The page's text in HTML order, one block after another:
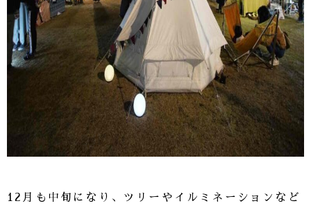
12月も中旬になり、ツリーやイルミネーションなど